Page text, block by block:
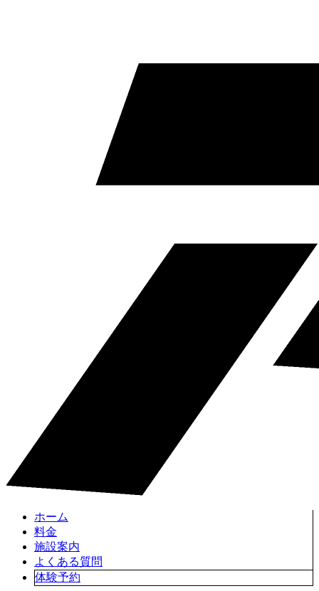
ホーム
料金
施設案内
よくある質問
体験予約